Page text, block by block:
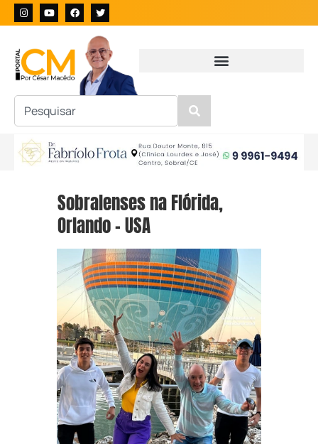
Sobralenses na Flórida,
Orlando – USA